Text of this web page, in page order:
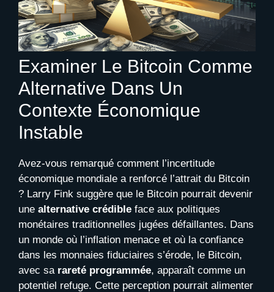
Examiner Le Bitcoin Comme
Alternative Dans Un
Contexte Économique
Instable
Avez-vous remarqué comment l’incertitude
économique mondiale a renforcé l’attrait du Bitcoin
? Larry Fink suggère que le Bitcoin pourrait devenir
une alternative crédible face aux politiques
monétaires traditionnelles jugées défaillantes. Dans
un monde où l’inflation menace et où la confiance
dans les monnaies fiduciaires s’érode, le Bitcoin,
avec sa rareté programmée, apparaît comme un
potentiel refuge. Cette perception pourrait alimenter